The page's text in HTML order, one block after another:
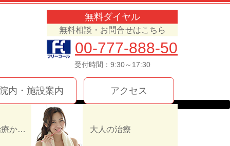
無料ダイヤル
無料相談・お問合せはこちら
00-777-888-50
受付時間：9:30～17:30
インプラント治療か入れ歯（義歯）どっちを選ぶ！？ 大人の治療
内・施設案内 アクセス